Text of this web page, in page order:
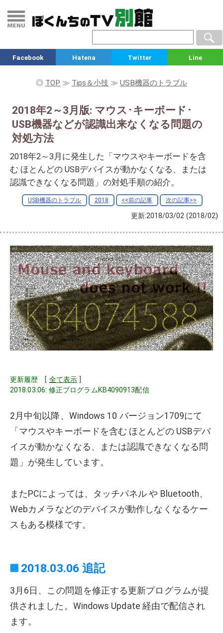
Facebook Hatena Twitter Line
◎ TOP ≫ Tips＆小技 ≫ USB機器のトラブル
2018年2～3月版: マウス･キーボード･
USB機器などが認識出来なくなる問題の
対処方法
2018年2～3月に発生した「マウスやキーボードを含
む ほとんどの USBデバイスが動かなくなる、または
認識できなくなる問題」の対処手順の紹介。
USB機器のトラブル 2018 <<前の記事 次の記事>>
更新:2018/03/02 (2018/02)
更新履歴 [ 全て表示]
2018.03.06: 修正プログラムKB4090913配信
2月中旬以降、Windows 10 バージョン1709にて
「マウスやキーボードを含む ほとんどの USBデバ
イスが動かなくなる、または認識できなくなる問
題」が発生しています。
またPCによっては、タッチパネル や Bluetooth、
Webカメラなどのデバイスが動作しなくなるケー
スもある模様です。
2018.03.06 追記
3月6日、この問題を修正する更新プログラムが提
供されました。Windows Update 経由で配信され
ます。